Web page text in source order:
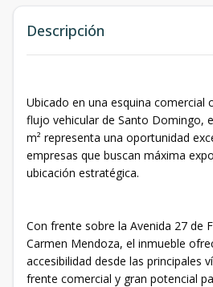
Descripción
Ubicado en una esquina comercial
flujo vehicular de Santo Domingo,
m² representa una oportunidad
empresas que buscan máxima
ubicación estratégica.
Con frente sobre la Avenida 27 de
Carmen Mendoza, el inmueble
accesibilidad desde las principales
frente comercial y gran potencial